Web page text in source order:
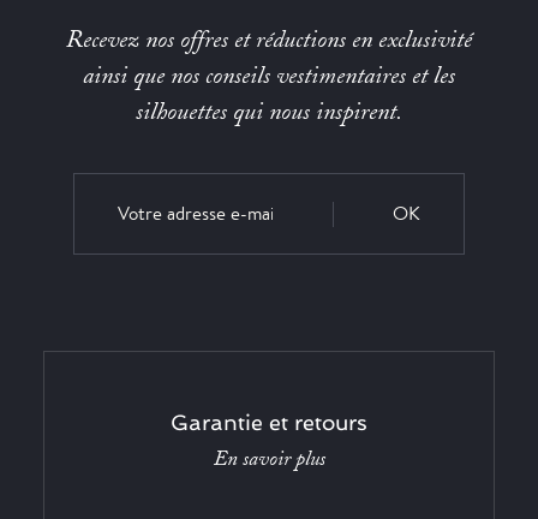
Recevez nos offres et réductions en exclusivité
ainsi que nos conseils vestimentaires et les
silhouettes qui nous inspirent.
OK
Garantie et retours
En savoir plus